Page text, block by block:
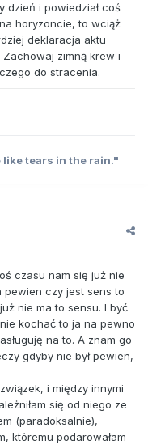
dzień i powiedział coś
horyzoncie, to wciąż
deklaracja aktu
zimną krew i
do stracenia.
like tears in the rain."
czasu nam się już nie
pewien czy jest sens to
nie ma to sensu. I być
kochać to ja na pewno
na to. A znam go
gdyby nie był pewien,
i między innymi
się od niego ze
(paradoksalnie),
któremu podarowałam